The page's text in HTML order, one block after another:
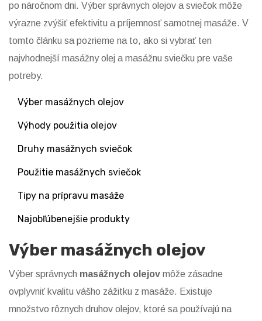
po náročnom dni. Výber správnych olejov a sviečok môže
výrazne zvýšiť efektivitu a príjemnosť samotnej masáže. V
tomto článku sa pozrieme na to, ako si vybrať ten
najvhodnejší masážny olej a masážnu sviečku pre vaše
potreby.
Výber masážnych olejov
Výhody použitia olejov
Druhy masážnych sviečok
Použitie masážnych sviečok
Tipy na prípravu masáže
Najobľúbenejšie produkty
Výber masážnych olejov
Výber správnych masážnych olejov môže zásadne
ovplyvniť kvalitu vášho zážitku z masáže. Existuje
množstvo rôznych druhov olejov, ktoré sa používajú na